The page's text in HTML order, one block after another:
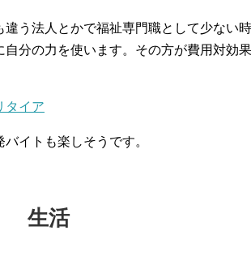
う法人とかで福祉専門職として少ない
分の力を使います。その方が費用対効
タイア
イトも楽しそうです。
生活